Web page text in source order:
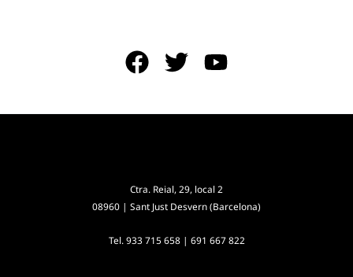
Ctra. Reial, 29, local 2
08960 | Sant Just Desvern (Barcelona)
Tel. 933 715 658| 691 667 822